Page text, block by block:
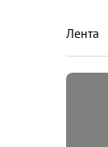
Лента